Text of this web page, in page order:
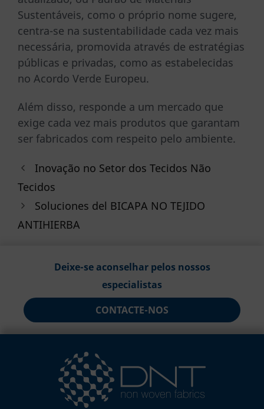
Sustentáveis, como o próprio nome sugere,
centra-se na sustentabilidade cada vez mais
necessária, promovida através de estratégias
públicas e privadas, como as estabelecidas
no Acordo Verde Europeu.
Além disso, responde a um mercado que
exige cada vez mais produtos que garantam
ser fabricados com respeito pelo ambiente.
Inovação no Setor dos Tecidos Não
Tecidos
Soluciones del BICAPA NO TEJIDO
ANTIHIERBA
Deixe-se aconselhar pelos nossos
especialistas
CONTACTE-NOS